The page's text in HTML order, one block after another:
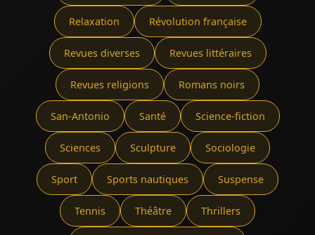
Relaxation Révolution française
Revues diverses Revues littéraires
Revues religions Romans noirs
San-Antonio Santé Science-fiction
Sciences Sculpture Sociologie
Sport Sports nautiques Suspense
Tennis Théâtre Thrillers